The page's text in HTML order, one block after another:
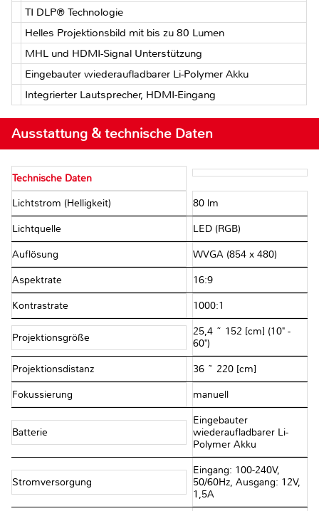
TI DLP® Technologie
Helles Projektionsbild mit bis zu 80 Lumen
MHL und HDMI-Signal Unterstützung
Eingebauter wiederaufladbarer Li-Polymer Akku
Integrierter Lautsprecher, HDMI-Eingang
Ausstattung & technische Daten
Technische Daten
Lichtstrom (Helligkeit) 80 lm
Lichtquelle LED (RGB)
Auflösung WVGA (854 x 480)
Aspektrate 16:9
Kontrastrate 1000:1
Projektionsgröße
25,4 ~ 152 [cm] (10" -
60")
Projektionsdistanz 36 ~ 220 [cm]
Fokussierung manuell
Batterie
Eingebauter
wiederaufladbarer Li-
Polymer Akku
Stromversorgung
Eingang: 100-240V,
50/60Hz, Ausgang: 12V,
1,5A